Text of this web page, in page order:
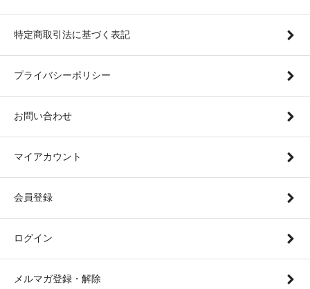
特定商取引法に基づく表記
プライバシーポリシー
お問い合わせ
マイアカウント
会員登録
ログイン
メルマガ登録・解除